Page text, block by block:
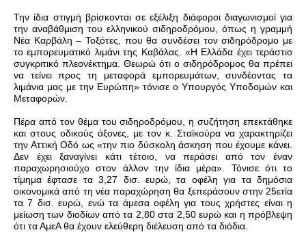
Την ίδια στιγμή βρίσκονται σε εξέλιξη διάφοροι διαγωνισμοί για
την αναβάθμιση του ελληνικού σιδηροδρόμου, όπως η γραμμή
Νέα Καρβάλη – Τοξότες, που θα συνδέσει τον σιδηρόδρομο με
το εμπορευματικό λιμάνι της Καβάλας. «Η Ελλάδα έχει τεράστιο
συγκριτικό πλεονέκτημα. Θεωρώ ότι ο σιδηρόδρομος θα πρέπει
να τείνει προς τη μεταφορά εμπορευμάτων, συνδέοντας τα
λιμάνια μας με την Ευρώπη» τόνισε ο Υπουργός Υποδομών και
Μεταφορών.
Πέρα από τον θέμα του σιδηροδρόμου, η συζήτηση επεκτάθηκε
και στους οδικούς άξονες, με τον κ. Σταϊκούρα να χαρακτηρίζει
την Αττική Οδό ως «την πιο δύσκολη άσκηση που έχουμε κάνει.
Δεν έχει ξαναγίνει κάτι τέτοιο, να περάσει από τον έναν
παραχωρησιούχο στον άλλον την ίδια μέρα». Τόνισε ότι το
τίμημα έφτασε τα 3,27 δισ. ευρώ, τα οφέλη για τα δημόσια
οικονομικά από τη νέα παραχώρηση θα ξεπεράσουν στην 25ετία
τα 7 δισ. ευρώ, ενώ τα άμεσα οφέλη για τους χρήστες είναι η
μείωση των διοδίων από τα 2,80 στα 2,50 ευρώ και η πρόβλεψη
ότι τα ΑμεΑ θα έχουν ελεύθερη διέλευση από τα διόδια.